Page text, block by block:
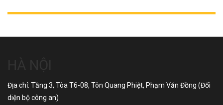
Địa chỉ: Tầng 3, Tòa T6-08, Tôn Quang Phiệt, Phạm Văn Đồng (Đối
diện bộ công an)